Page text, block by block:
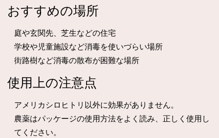
おすすめの場所
庭や玄関先、芝生などの住宅
学校や児童施設など消毒を使いづらい場所
街路樹など消毒の散布が困難な場所
使用上の注意点
アメリカシロヒトリ以外に効果がありません。
農薬はパッケージの使用方法をよく読み、正しく使用し
てください。